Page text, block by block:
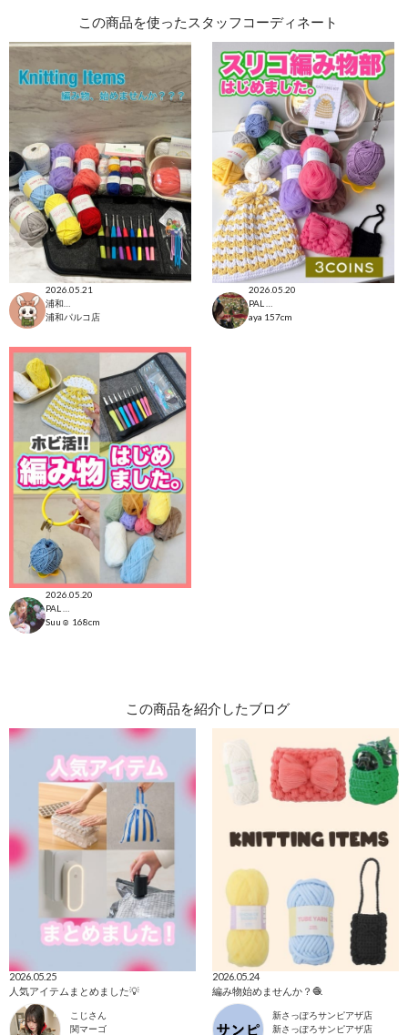
この商品を使ったスタッフコーディネート
2026.05.21
浦和パルコ店
2026.05.20
aya 157cm
2026.05.20
Suu☺︎ 168cm
この商品を紹介したブログ
2026.05.25
人気アイテムまとめました💡
こじさん
関マーゴ
2026.05.24
編み物始めませんか？🧶
新さっぽろサンピアザ店
新さっぽろサンピアザ店